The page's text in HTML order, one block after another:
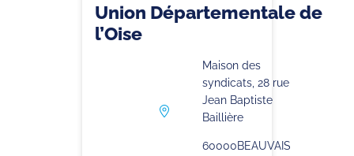
Union Départementale de
l’Oise
Maison des
syndicats, 28 rue
Jean Baptiste
Baillière
60000BEAUVAIS